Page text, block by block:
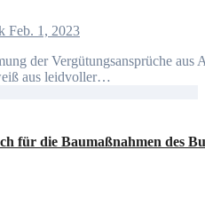
Feb. 1, 2023
aus leidvoller…
für die Baumaßnahmen des